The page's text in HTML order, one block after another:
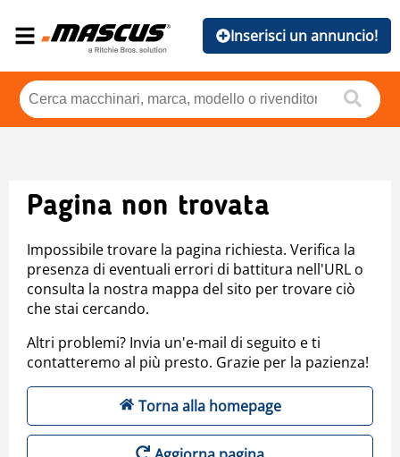
Inserisci un annuncio!
Pagina non trovata
Impossibile trovare la pagina richiesta. Verifica la
presenza di eventuali errori di battitura nell'URL o
consulta la nostra mappa del sito per trovare ciò
che stai cercando.
Altri problemi? Invia un'e-mail di seguito e ti
contatteremo al più presto. Grazie per la pazienza!
Torna alla homepage